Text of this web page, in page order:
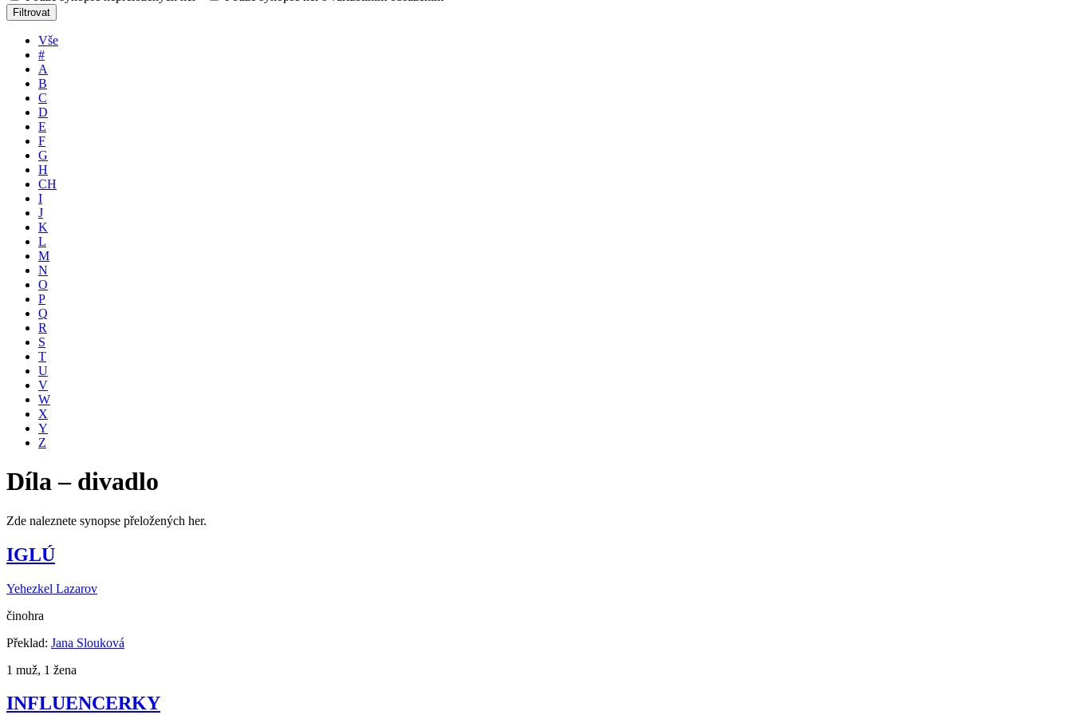
Filtrovat
Vše
#
A
B
C
D
E
F
G
H
CH
I
J
K
L
M
N
O
P
Q
R
S
T
U
V
W
X
Y
Z
Díla – divadlo
Zde naleznete synopse přeložených her.
IGLÚ
Yehezkel Lazarov
činohra
Překlad: Jana Slouková
1 muž, 1 žena
INFLUENCERKY